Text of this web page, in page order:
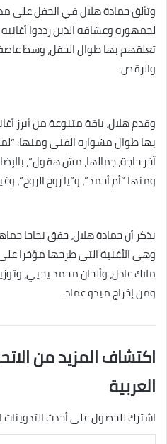
وتألق حمادة هلال في الحفل على
لجمهوره وعشاقه الذين رددوا
تعلقهم بها طوال الحفل، وسط
والرقص.
وقدم هلال، باقة متنوعة من أبرز
بها طوال مشواره الفني ومنها:
آخر حاجة، جمالها، مش هقول”،
ومنها “أم أحمد”، و”يا روح الروح”،
يذكر أن حمادة هلال، حقق نجاحا
وهى الأغنية التي طرحها مؤخرا
ملاك عادل، وألحان محمد يحيي،
ومن إخراج ميدو عماد.
اكتشاف المزيد من
العربية
اشترك للحصول على أحدث التدوينات